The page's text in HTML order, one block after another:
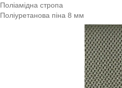
Поліамідна стропа
Поліуретанова піна 8 мм